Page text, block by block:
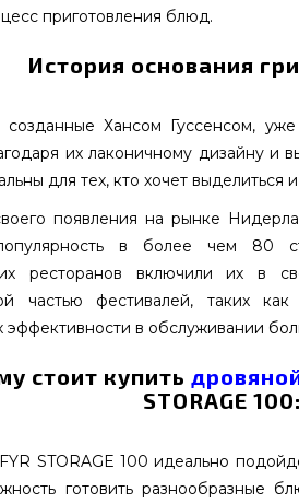
приготовления блюд.
История основания
созданные Хансом Гуссенсом,
их лаконичному дизайну и
для тех, кто хочет выделиться
появления на рынке
в более чем 80
ресторанов включили их в
частью фестивалей, таких
эффективности в обслуживании
стоит купить
STORAGE 100:
STORAGE 100 идеально
готовить разнообразные